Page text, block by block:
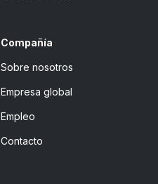
Compañía
Sobre nosotros
Empresa global
Empleo
Contacto